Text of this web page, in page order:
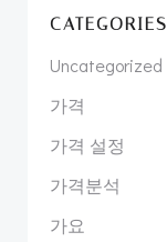
CATEGORIES
Uncategorized
가격
가격 설정
가격분석
가요